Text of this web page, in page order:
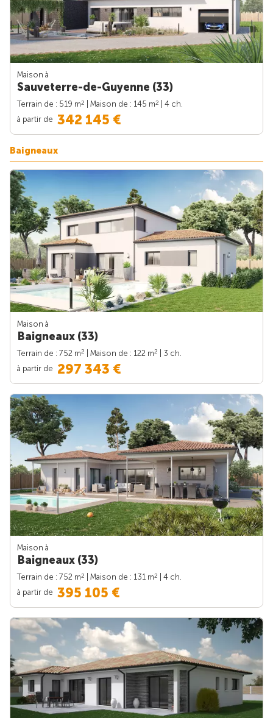
Maison à
Sauveterre-de-Guyenne (33)
Terrain de : 519 m2 | Maison de : 145 m2
| 4 ch.
à partir de 342 145 €
Baigneaux
Maison à
Baigneaux (33)
Terrain de : 752 m2 | Maison de : 122 m2
| 3 ch.
à partir de 297 343 €
Maison à
Baigneaux (33)
Terrain de : 752 m2 | Maison de : 131 m2
| 4 ch.
à partir de 395 105 €